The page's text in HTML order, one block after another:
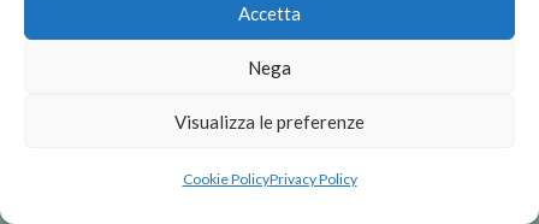
Accetta
Nega
Visualizza le preferenze
Cookie PolicyPrivacy Policy